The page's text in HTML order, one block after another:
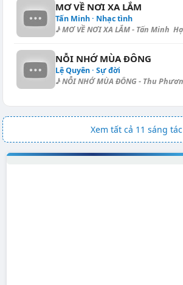
MƠ VỀ NƠI XA LẮM
Tấn Minh · Nhạc tình
NỖI NHỚ MÙA ĐÔNG
Lệ Quyên · Sự đời
Xem tất cả 11 sáng tác